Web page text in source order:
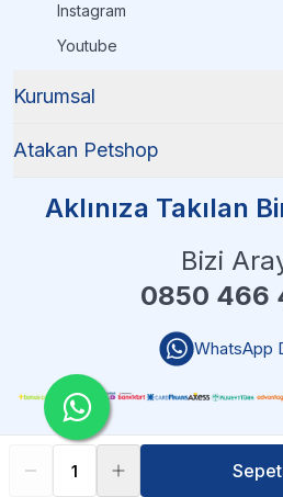
Instagram
Youtube
Kurumsal
Atakan Petshop
Aklınıza Takılan
Bizi
0850 466
WhatsApp
Atakan Petshop - 2025 Tüm Hakları